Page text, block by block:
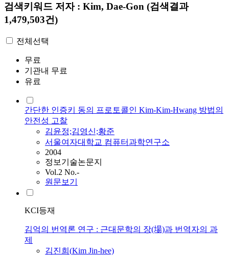
검색키워드 저자 : Kim, Dae-Gon (검색결과
1,479,503건)
전체선택
무료
기관내 무료
유료
간단한 인증키 동의 프로토콜인 Kim-Kim-Hwang 방법의
안전성 고찰
김윤정;김영신;황준
서울여자대학교 컴퓨터과학연구소
2004
정보기술논문지
Vol.2 No.-
원문보기
KCI등재
김억의 번역론 연구 : 근대문학의 장(場)과 번역자의 과
제
김진희(Kim Jin-hee)